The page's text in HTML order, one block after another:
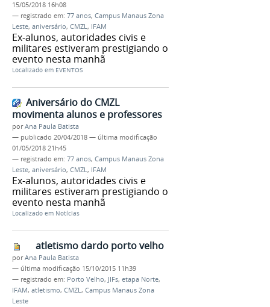
15/05/2018 16h08
— registrado em: 77 anos, Campus Manaus Zona
Leste, aniversário, CMZL, IFAM
Ex-alunos, autoridades civis e
militares estiveram prestigiando o
evento nesta manhã
Localizado em EVENTOS
Aniversário do CMZL
movimenta alunos e professores
porAna Paula Batista
— publicado 20/04/2018 — última modificação
01/05/2018 21h45
— registrado em: 77 anos, Campus Manaus Zona
Leste, aniversário, CMZL, IFAM
Ex-alunos, autoridades civis e
militares estiveram prestigiando o
evento nesta manhã
Localizado em Notícias
atletismo dardo porto velho
porAna Paula Batista
— última modificação 15/10/2015 11h39
— registrado em: Porto Velho, JIFs, etapa Norte,
IFAM, atletismo, CMZL, Campus Manaus Zona
Leste